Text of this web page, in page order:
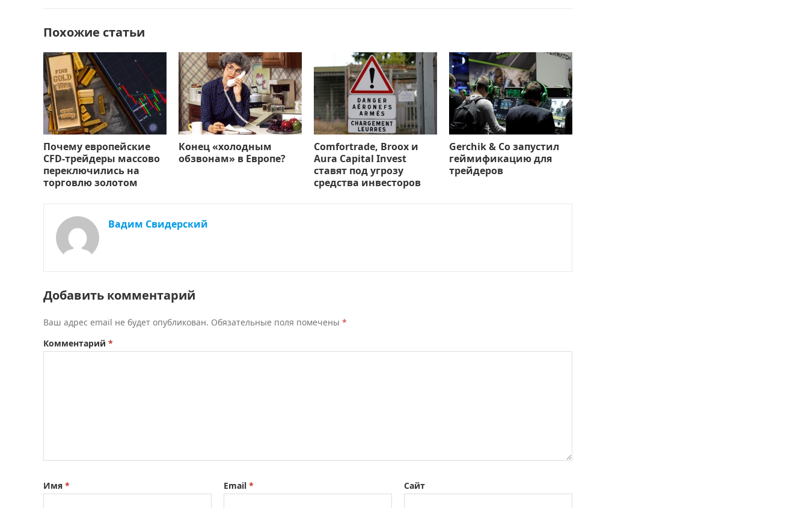
k т
ь
Похожие статьи
Почему европейские
CFD-трейдеры массово
переключились на
торговлю золотом
Конец «холодным
обзвонам» в Европе?
Comfortrade, Broox и
Aura Capital Invest
ставят под угрозу
средства инвесторов
Gerchik & Co запустил
геймификацию для
трейдеров
Вадим Свидерский
Добавить комментарий
Ваш адрес email не будет опубликован. Обязательные поля помечены *
Комментарий *
Имя * Email * Сайт